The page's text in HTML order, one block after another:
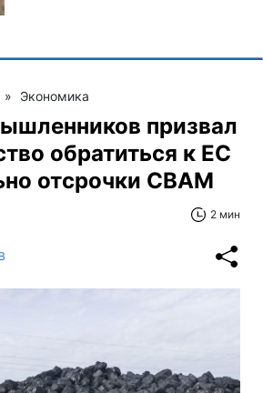
» Экономика
призвал
обратиться к ЕС
отсрочки CBAM
2 мин